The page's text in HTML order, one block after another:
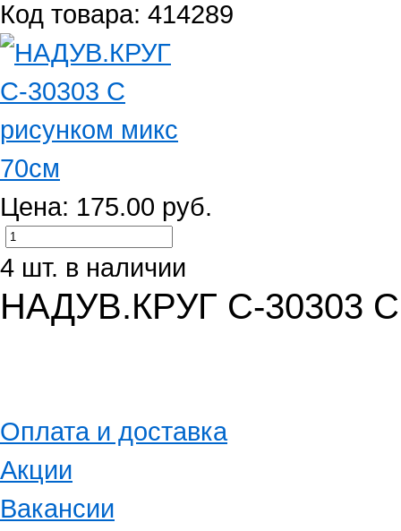
Код товара: 414289
Цена: 175.00 руб.
4 шт. в наличии
НАДУВ.КРУГ С-30303 С
Оплата и доставка
Акции
Вакансии